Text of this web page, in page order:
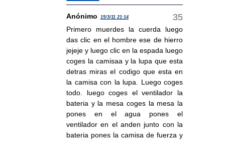
Anónimo 15/3/11 21:14
Primero muerdes la cuerda luego
das clic en el hombre ese de hierro
jejeje y luego clic en la espada luego
coges la camisaa y la lupa que esta
detras miras el codigo que esta en
la camisa con la lupa. Luego coges
todo. luego coges el ventilador la
bateria y la mesa coges la mesa la
pones en el agua pones el
ventilador en el anden junto con la
bateria pones la camisa de fuerza y